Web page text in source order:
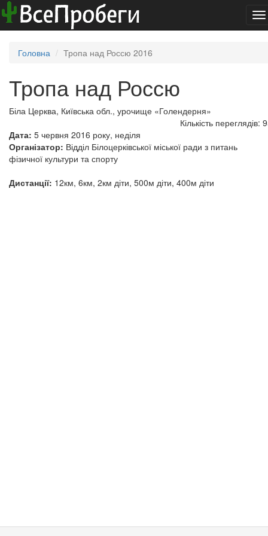
Головна Тропа над Россю 2016
Тропа над Россю
Біла Церква, Київська обл., урочище «Голендерня»
Кількість переглядів:
Дата: 5 червня 2016 року, неділя
Організатор: Відділ Білоцерківської міської ради з питань
фізичної культури та спорту
Дистанції: 12км, 6км, 2км діти, 500м діти, 400м діти